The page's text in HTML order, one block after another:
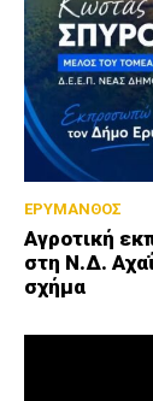
ΕΡΥΜΑΝΘΟΣ
Αγροτική
στη Ν.Δ.
σχήμα